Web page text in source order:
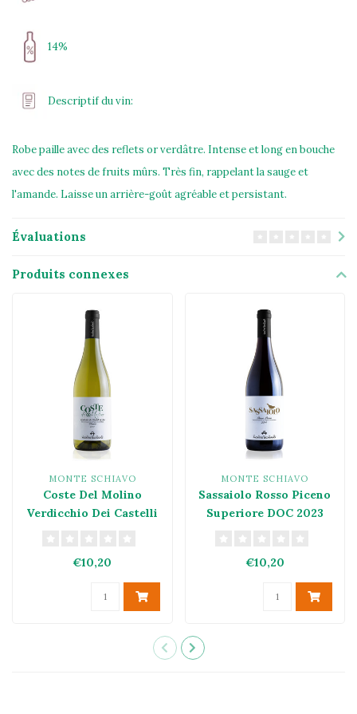
14%
Descriptif du vin:
Robe paille avec des reflets or verdâtre. Intense et long en bouche
avec des notes de fruits mûrs. Très fin, rappelant la sauge et
l'amande. Laisse un arrière-goût agréable et persistant.
Évaluations
Produits connexes
MONTE SCHIAVO
Coste Del Molino
Verdicchio Dei Castelli
€10,20
MONTE SCHIAVO
Sassaiolo Rosso Piceno
Superiore DOC 2023
€10,20